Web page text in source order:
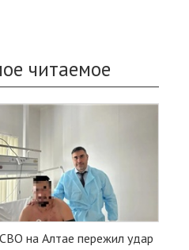
читаемое
на Алтае пережил удар